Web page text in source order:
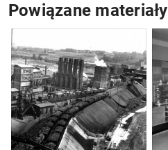
Powiązane materiały